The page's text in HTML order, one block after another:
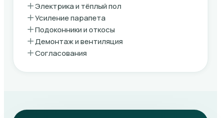
Электрика и тёплый пол
Усиление парапета
Подоконники и откосы
Демонтаж и вентиляция
Согласования